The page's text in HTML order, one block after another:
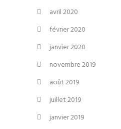
avril 2020
février 2020
janvier 2020
novembre 2019
août 2019
juillet 2019
janvier 2019